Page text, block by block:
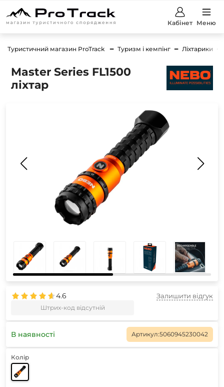
Кабінет Меню
Туристичний магазин ProTrack Туризм і кемпінг Ліхтарики
Master Series FL1500
ліхтар
4.6
Штрих-код відсутній
Залишити відгук
В наявності Артикул:5060945230042
Колір